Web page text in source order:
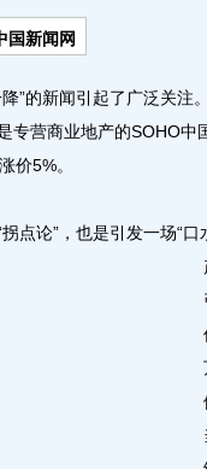
国新闻网
的新闻引起了广泛关注。
专营商业地产的SOHO中
价5%。
论”，也是引发一场“口